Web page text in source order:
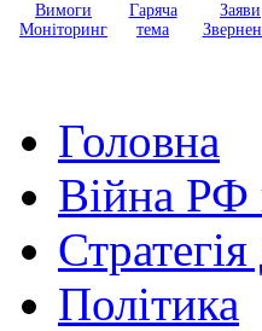
Вимоги
Моніторинг
Гаряча
тема
Заяви
Головна
Війна РФ
Політика